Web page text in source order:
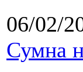
06/02/
Сумна